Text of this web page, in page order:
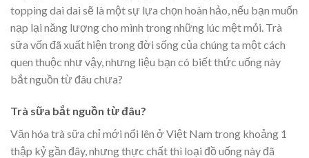
topping dai dai sẽ là một sự lựa chọn hoàn hảo, nếu bạn muốn
nạp lại năng lượng cho mình trong những lúc mệt mỏi. Trà
sữa vốn đã xuất hiện trong đời sống của chúng ta một cách
quen thuộc như vậy, nhưng liệu bạn có biết thức uống này
bắt nguồn từ đâu chưa?
Trà sữa bắt nguồn từ đâu?
Văn hóa trà sữa chỉ mới nổi lên ở Việt Nam trong khoảng 1
thập kỷ gần đây, nhưng thực chất thì loại đồ uốngnày đã